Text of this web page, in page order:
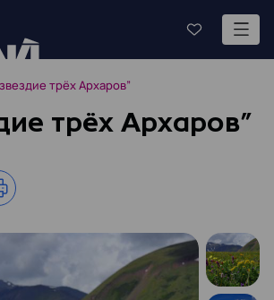
трёх Архаров”
трёх Архаров”